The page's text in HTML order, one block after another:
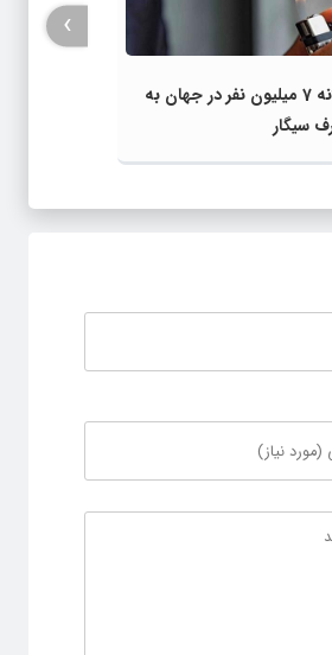
مرگ سالانه 7 میلیون نفر در جهان به‌
سیگار
›